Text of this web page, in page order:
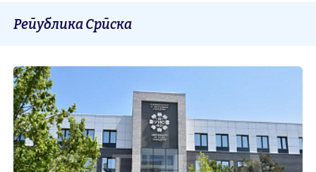
Република Српска